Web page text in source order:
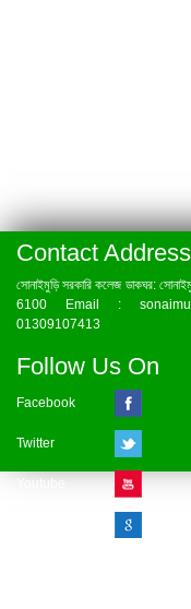
Contact Address
সোনাইমুড়ি সরকারি কলেজ ডাকঘর:
6100 Email :
01309107413
Follow Us On
Facebook
Twitter